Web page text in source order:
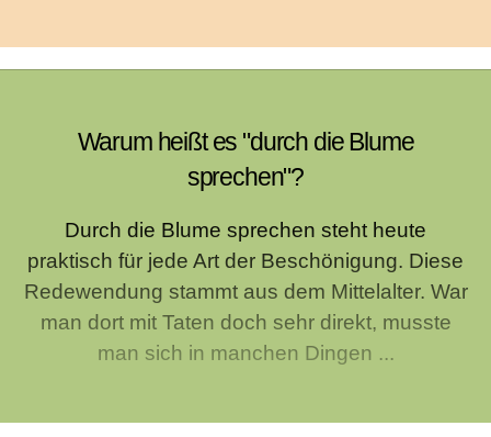
Warum heißt es "durch die Blume
sprechen"?
Durch die Blume sprechen steht heute
praktisch für jede Art der Beschönigung. Diese
Redewendung stammt aus dem Mittelalter. War
man dort mit Taten doch sehr direkt, musste
man sich in manchen Dingen ...